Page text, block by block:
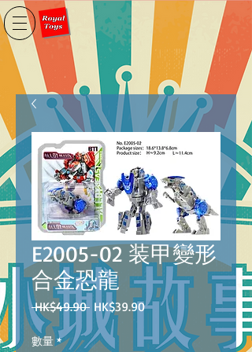
E2005-02 装甲變形
合金恐龍
HK$49.90 一
般
價
HK$39.90促
價
數量 *